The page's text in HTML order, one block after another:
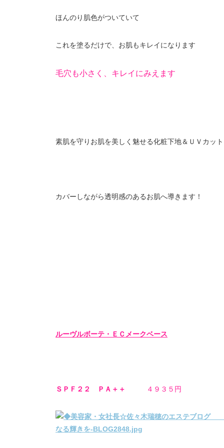
ほんのり肌色がついていて
これを塗るだけで、お肌もキレイになります
毛穴も小さく、キレイにみえます
素肌を守りお肌を美しく魅せる化粧下地＆ＵＶカット
カバーしながら透明感のあるお肌へ導きます！
ルーヴルボーテ・ ＥＣメークベース
ＳＰＦ２２ ＰＡ＋＋ ４９３５円